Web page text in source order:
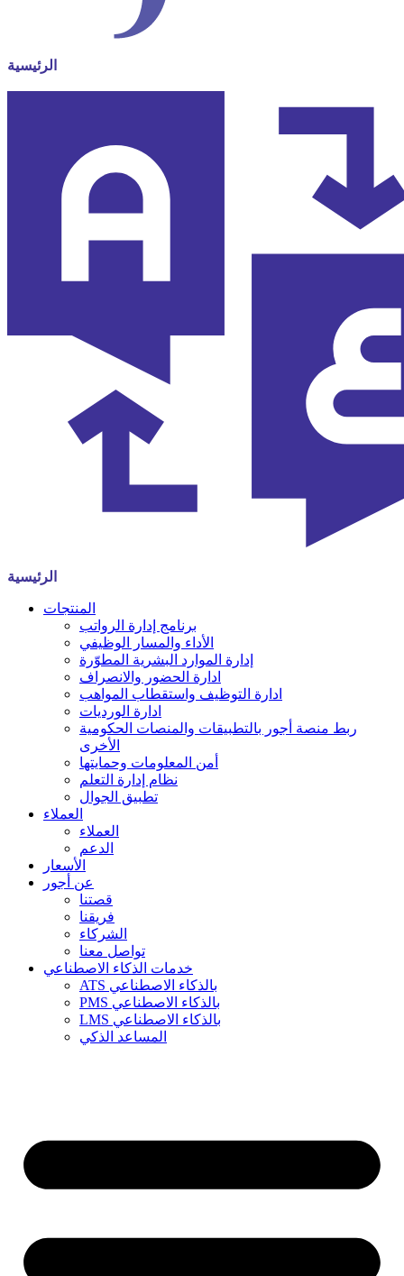
الرئيسية
الرئيسية
المنتجات
برنامج إدارة الرواتب
الأداء والمسار الوظيفي
إدارة الموارد البشرية المطوّرة
ادارة الحضور والانصراف
ادارة التوظيف واستقطاب المواهب
ادارة الورديات
ربط منصة أجور بالتطبيقات والمنصات الحكومية
الأخرى
أمن المعلومات وحمايتها
نظام إدارة التعلم
تطبيق الجوال
العملاء
العملاء
الدعم
الأسعار
عن أجور
قصتنا
فريقنا
الشركاء
تواصل معنا
خدمات الذكاء الاصطناعي
ATS بالذكاء الاصطناعي
PMS بالذكاء الاصطناعي
LMS بالذكاء الاصطناعي
المساعد الذكي